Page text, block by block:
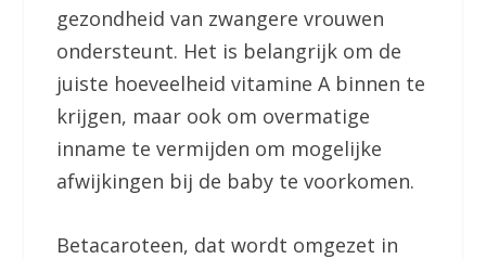
gezondheid van zwangere vrouwen
ondersteunt. Het is belangrijk om de
juiste hoeveelheid vitamine A binnen te
krijgen, maar ook om overmatige
inname te vermijden om mogelijke
afwijkingen bij de baby te voorkomen.
Betacaroteen, dat wordt omgezet in